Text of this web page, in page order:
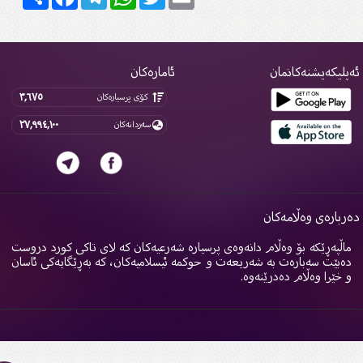
ئامارەکان
کۆی پرسیارەکان ٣,٦٧٥
سەردانەکان ٢٧,٩٩٤,١٠٠
وەڵامەکان
ماڵپەڕێکە بۆ وەڵام دانەوەی پرسیارە شەرعیەکان کە لای تاکی کورد دروست
دەبێت سەبارەت بە شەریعەت و حوکمە ئیسلامیەکان، کە بەڕێگایەکی ئاسان
و خێرا وەڵام دەدرێنەوە.